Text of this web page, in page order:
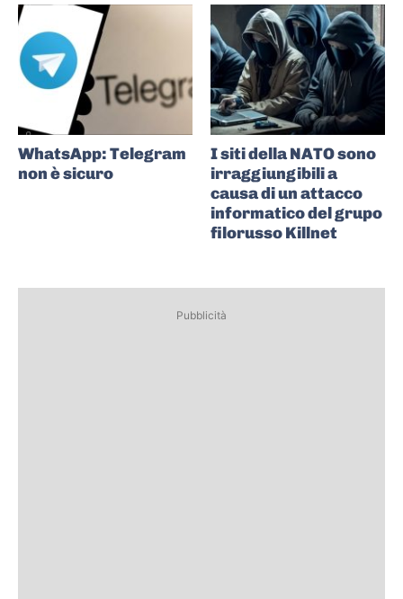
WhatsApp: Telegram
non è sicuro
I siti della NATO sono
irraggiungibili a
causa di un attacco
informatico del grupo
filorusso Killnet
Pubblicità